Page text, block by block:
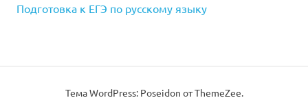
Подготовка к ЕГЭ по русскому языку
Тема WordPress: Poseidon от ThemeZee.